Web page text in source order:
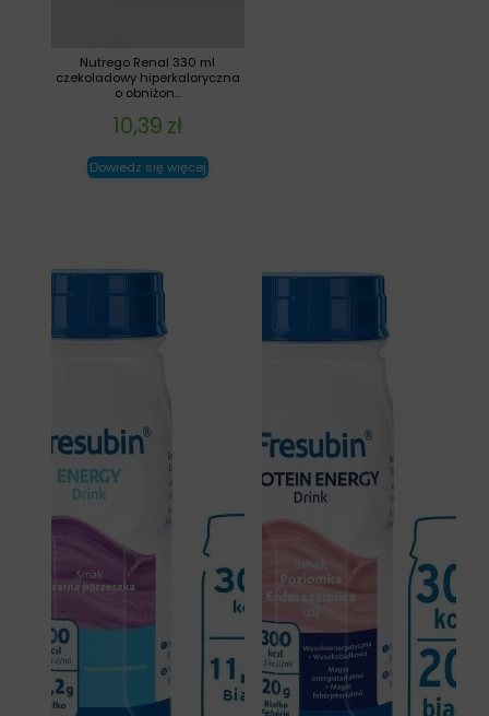
Nutrego Renal 330 ml
czekoladowy hiperkaloryczna
o obniżon...
10,39 zł
Dowiedz się więcej